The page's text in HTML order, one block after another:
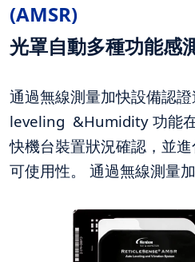
(AMSR)
光罩自動多種功能感
通過無線測量加快設備認
leveling &Humidity 功能
快機台裝置狀況確認，並
可使用性。 通過無線測量